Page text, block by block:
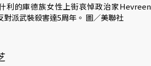
利的庫德族女性上街哀悼政治家Hevreen
派武裝殺害達5周年。 圖／美聯社